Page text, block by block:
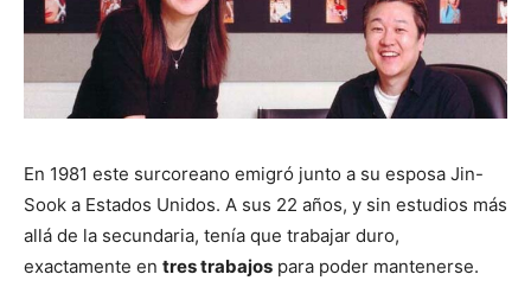
En 1981 este surcoreano emigró junto a su esposa Jin-
Sook a Estados Unidos. A sus 22 años, y sin estudios más
allá de la secundaria, tenía que trabajar duro,
exactamente en tres trabajos para poder mantenerse.